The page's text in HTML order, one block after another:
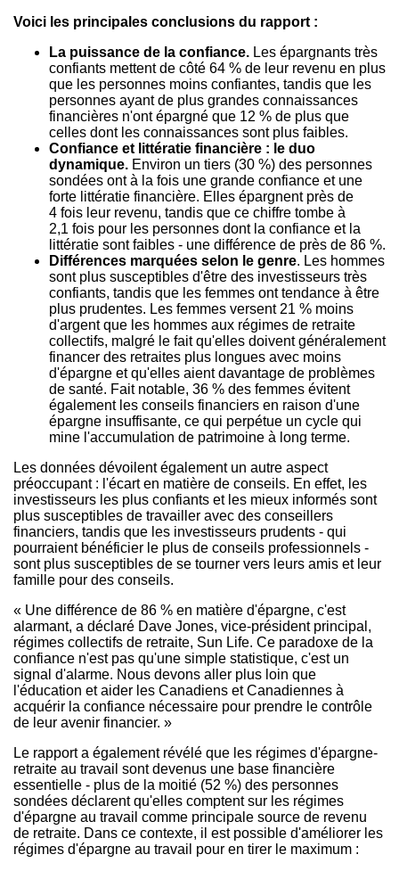
Voici les principales conclusions du rapport :
La puissance de la confiance. Les épargnants très
confiants mettent de côté 64 % de leur revenu en plus
que les personnes moins confiantes, tandis que les
personnes ayant de plus grandes connaissances
financières n'ont épargné que 12 % de plus que
celles dont les connaissances sont plus faibles.
Confiance et littératie financière : le duo
dynamique. Environ un tiers (30 %) des personnes
sondées ont à la fois une grande confiance et une
forte littératie financière. Elles épargnent près de
4 fois leur revenu, tandis que ce chiffre tombe à
2,1 fois pour les personnes dont la confiance et la
littératie sont faibles - une différence de près de 86 %.
Différences marquées selon le genre. Les hommes
sont plus susceptibles d'être des investisseurs très
confiants, tandis que les femmes ont tendance à être
plus prudentes. Les femmes versent 21 % moins
d'argent que les hommes aux régimes de retraite
collectifs, malgré le fait qu'elles doivent généralement
financer des retraites plus longues avec moins
d'épargne et qu'elles aient davantage de problèmes
de santé. Fait notable, 36 % des femmes évitent
également les conseils financiers en raison d'une
épargne insuffisante, ce qui perpétue un cycle qui
mine l'accumulation de patrimoine à long terme.
Les données dévoilent également un autre aspect
préoccupant : l'écart en matière de conseils. En effet, les
investisseurs les plus confiants et les mieux informés sont
plus susceptibles de travailler avec des conseillers
financiers, tandis que les investisseurs prudents - qui
pourraient bénéficier le plus de conseils professionnels -
sont plus susceptibles de se tourner vers leurs amis et leur
famille pour des conseils.
« Une différence de 86 % en matière d'épargne, c'est
alarmant, a déclaré Dave Jones, vice-président principal,
régimes collectifs de retraite, Sun Life. Ce paradoxe de la
confiance n'est pas qu'une simple statistique, c'est un
signal d'alarme. Nous devons aller plus loin que
l'éducation et aider les Canadiens et Canadiennes à
acquérir la confiance nécessaire pour prendre le contrôle
de leur avenir financier. »
Le rapport a également révélé que les régimes d'épargne-
retraite au travail sont devenus une base financière
essentielle - plus de la moitié (52 %) des personnes
sondées déclarent qu'elles comptent sur les régimes
d'épargne au travail comme principale source de revenu
de retraite. Dans ce contexte, il est possible d'améliorer les
régimes d'épargne au travail pour en tirer le maximum :